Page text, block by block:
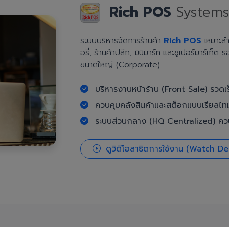
Rich POS Systems
ระบบบริหารจัดการร้านค้า Rich POS เหมาะ
อรี่, ร้านค้าปลีก, มินิมาร์ท และซูเปอร์มาร์เก็ต
ขนาดใหญ่ (Corporate)
บริหารงานหน้าร้าน (Front Sale) รวดเ
ควบคุมคลังสินค้าและสต็อกแบบเรียลไ
ระบบส่วนกลาง (HQ Centralized) คว
ดูวิดีโอสาธิตการใช้งาน (Watch